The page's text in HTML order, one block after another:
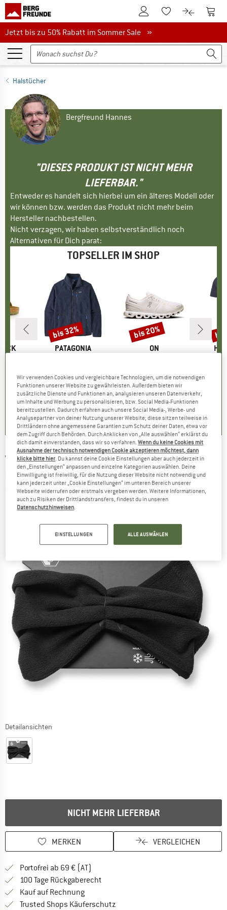
Zum KundenkontoZum Merkzettel.
Zum Zum
Jetzt bis zu 50% Rabatt im Sommer Sale
Jetzt bis zu 50% Rabatt im Sommer Sale »
Halstücher
Bergfreund Hannes
"DIESES PRODUKT IST NICHT MEHR
LIEFERBAR."
Entweder es handelt sich hierbei um ein älteres Modell oder
wir können bzw. werden das Produkt nicht mehr beim
Hersteller nachbestellen.
Nicht verzagen, wir haben selbstverständlich noch
Alternativen für Dich parat:
TOPSELLER IM SHOP
Preis
€
6
)
MARKE
PATAGONIA
Preis
149,95 € reduzierter Preis
ab101,97 €
+1
4,6(71)
Rabatt
bis 32%
MARKE
ON
Preis
159,95 € reduzierter Preis
ab 127,96 €
+9
4,7(48)
Rabatt
bis 20%
59,95
VOLCOM - Removable Neckband -
Schlauchschal
(0)
Detailansichten
NICHT MEHR LIEFERBAR
MERKEN VERGLEICHEN
Portofrei ab 69 € (AT)
100 Tage Rückgaberecht
Kauf auf RechnungFinde die Zahlungs-Infos hier! Öffnet
Trusted Shops Käuferschutz
Wir verwenden Cookies und vergleichbare Technologien, um die notwendigen
Funktionen unserer Website zu gewährleisten. Außerdem bieten wir
zusätzliche Dienste und Funktionen an, analysieren unseren Datenverkehr,
um Inhalte und Werbung zu personalisieren, bzw. Social Media-Funktionen
bereitzustellen. Dadurch erfahren auch unsere Social Media-, Werbe- und
Analysepartner von deiner Nutzung unserer Website; diese sitzen teilweise in
Drittländern ohne angemessene Garantien zum Schutz deiner Daten, etwa vor
dem Zugriff durch Behörden. Durch Anklicken von „Alle auswählen“ erklärst du
dich damit einverstanden, dass wir so verfahren.Wenn du keine Cookies mit
Ausnahme der technisch notwendigen Cookie akzeptieren möchtest, dann
klicke bitte hier. Du kannst deine Cookie Einstellungen aber auch jederzeit in
den „Einstellungen“ anpassen und einzelne Kategorien auswählen. Deine
Einwilligung ist freiwillig, für die Nutzung dieser Website nicht notwendig und
kann jederzeit unter „Cookie Einstellungen“ im unteren Bereich unserer
Webseite widerrufen oder erstmals vergeben werden. Weitere Informationen,
auch zu Risiken der Drittlandstransfers, findest du in unseren
Datenschutzhinweisen.
EINSTELLUNGEN ALLE AUSWÄHLEN